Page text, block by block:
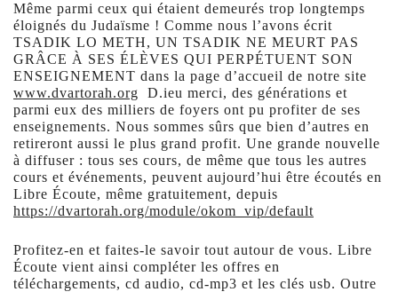
Même parmi ceux qui étaient demeurés trop longtemps
éloignés du Judaïsme ! Comme nous l’avons écrit
TSADIK LO METH, UN TSADIK NE MEURT PAS
GRÂCE À SES ÉLÈVES QUI PERPÉTUENT SON
ENSEIGNEMENT dans la page d’accueil de notre site
www.dvartorah.org D.ieu merci, des générations et
parmi eux des milliers de foyers ont pu profiter de ses
enseignements. Nous sommes sûrs que bien d’autres en
retireront aussi le plus grand profit. Une grande nouvelle
à diffuser : tous ses cours, de même que tous les autres
cours et événements, peuvent aujourd’hui être écoutés en
Libre Écoute, même gratuitement, depuis
https://dvartorah.org/module/okom_vip/default
Profitez-en et faites-le savoir tout autour de vous. Libre
Écoute vient ainsi compléter les offres en
téléchargements, cd audio, cd-mp3 et les clés usb. Outre